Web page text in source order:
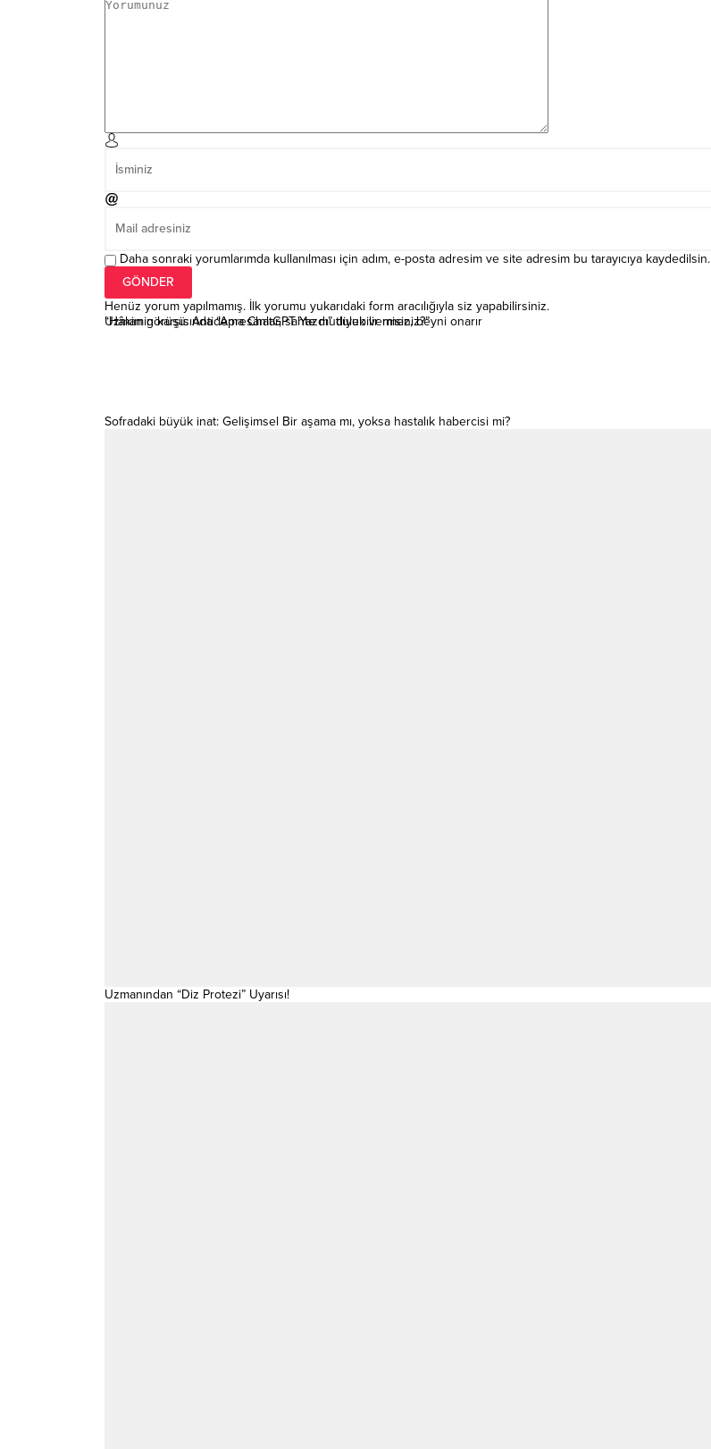
Daha sonraki yorumlarımda kullanılması için adım, e-posta adresim ve site adresim bu tarayıcıya kaydedilsin.
Henüz yorum yapılmamış. İlk yorumu yukarıdaki form aracılığıyla siz yapabilirsiniz.
“Hâkimin karşısında “Ama ChatGPT Yazdı” diyebilir misiniz?”
Uzman görüşü: Antidepresanlar, sahte mutluluk vermez, beyni onarır
Sofradaki büyük inat: Gelişimsel Bir aşama mı, yoksa hastalık habercisi mi?
Uzmanından “Diz Protezi” Uyarısı!